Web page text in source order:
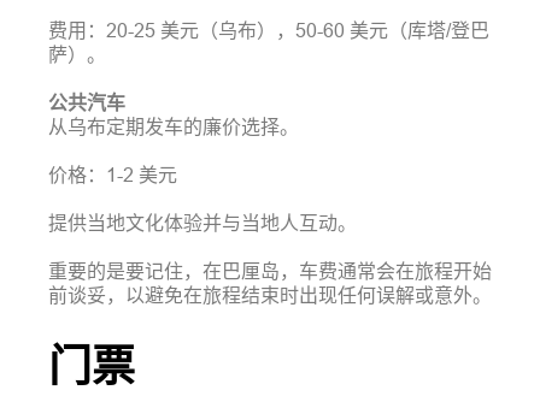
费用：20-25 美元（乌布），50-60 美元（库塔/登巴
萨）。
公共汽车
从乌布定期发车的廉价选择。
价格：1-2 美元
提供当地文化体验并与当地人互动。
重要的是要记住，在巴厘岛，车费通常会在旅程开始
前谈妥，以避免在旅程结束时出现任何误解或意外。
门票